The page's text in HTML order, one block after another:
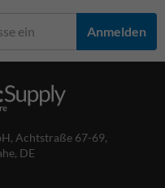
Anmelden
Achtstraße 67-69,
DE